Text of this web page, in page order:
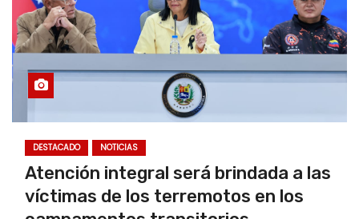
DESTACADO NOTICIAS
Atención integral será brindada a las
víctimas de los terremotos en los